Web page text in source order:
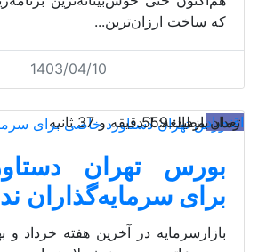
که ساخت ارزان‌‌ترین...
1403/04/10
اقتصاد
زمان مطالعه: 1 دقیقه و 37 ثانیه
تعداد بازدید: 559
بورس تهران
برای سرمایه‌گذاران
بازارسرمایه در آخرین هفته خرداد و